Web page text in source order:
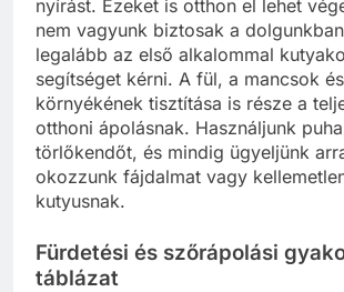
nyírást. Ezeket is otthon el lehet
nem vagyunk biztosak a
legalább az első alkalommal
segítséget kérni. A fül, a mancsok
környékének tisztítása is része a
otthoni ápolásnak. Használjunk
törlőkendőt, és mindig ügyeljünk
okozzunk fájdalmat vagy
kutyusnak.
Fürdetési és szőrápolási
táblázat